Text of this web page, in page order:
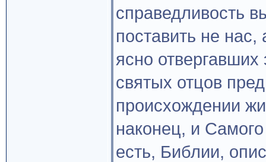
справедливость
поставить не
ясно
святых отцов
происхождении
наконец, и
есть, Библии,